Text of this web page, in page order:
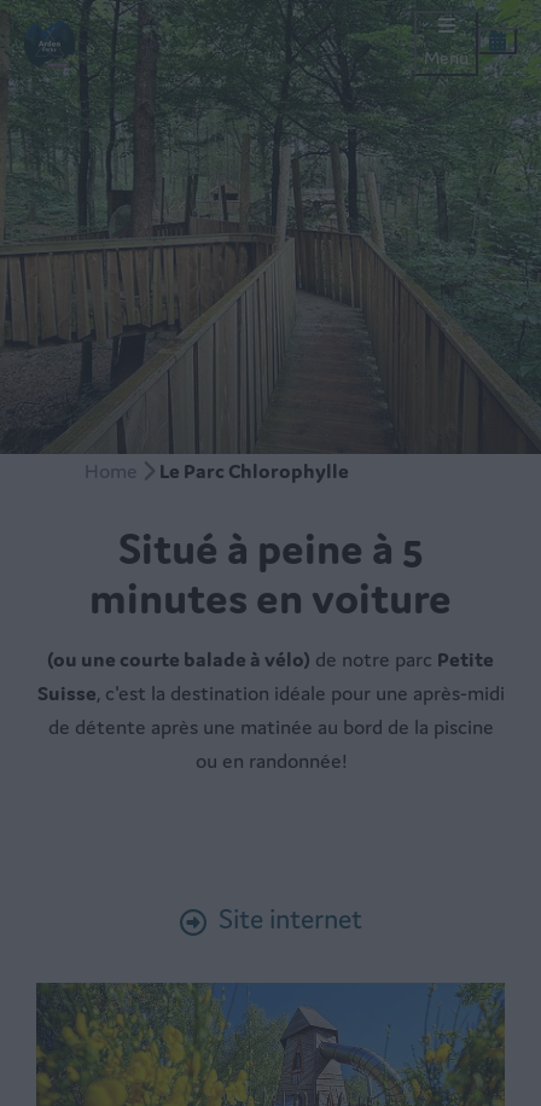
Menu
Home Le Parc Chlorophylle
Situé à peine à 5
minutes en voiture
(ou une courte balade à vélo) de notre parc Petite
Suisse, c'est la destination idéale pour une après-midi
de détente après une matinée au bord de la piscine
ou en randonnée!
Site internet